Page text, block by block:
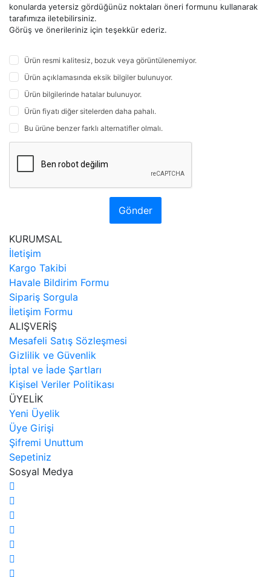
konularda yetersiz gördüğünüz noktaları öneri formunu kullanarak
tarafımıza iletebilirsiniz.
Görüş ve önerileriniz için teşekkür ederiz.
Ürün resmi kalitesiz, bozuk veya görüntülenemiyor.
Ürün açıklamasında eksik bilgiler bulunuyor.
Ürün bilgilerinde hatalar bulunuyor.
Ürün fiyatı diğer sitelerden daha pahalı.
Bu ürüne benzer farklı alternatifler olmalı.
Gönder
KURUMSAL
İletişim
Kargo Takibi
Havale Bildirim Formu
Sipariş Sorgula
İletişim Formu
ALIŞVERİŞ
Mesafeli Satış Sözleşmesi
Gizlilik ve Güvenlik
İptal ve İade Şartları
Kişisel Veriler Politikası
ÜYELİK
Yeni Üyelik
Üye Girişi
Şifremi Unuttum
Sepetiniz
Sosyal Medya